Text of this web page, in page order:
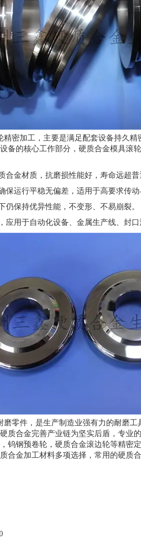
密加工，主要是满足配套设备持久精
备的核心工作部分，硬质合金模具滚
金材质，抗磨损性能好，寿命远超普
运行平稳无偏差，适用于高要求传动
保持优异性能，不变形、不易崩裂。
用于自动化设备、金属生产线、封口
零件，是生产制造业强有力的耐磨工
质合金完善产业链为坚实后盾，专业
钨钢预卷轮，硬质合金滚边轮等精密
合金加工材料多项选择，常用的硬质